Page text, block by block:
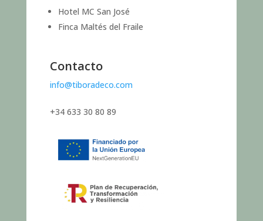
Hotel MC San José
Finca Maltés del Fraile
Contacto
info@tiboradeco.com
+34 633 30 80 89